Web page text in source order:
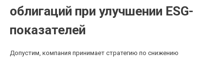
облигаций при улучшении ESG-
показателей
Допустим, компания принимает стратегию по снижению